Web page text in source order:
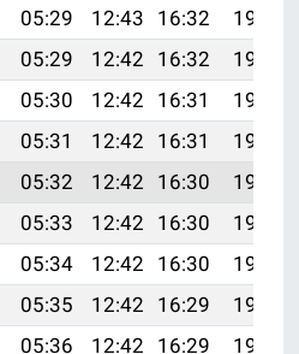
05:29 12:43 16:32
19:46
05:29 12:42 16:32
19:45
05:30 12:42 16:31
19:44
05:31 12:42 16:31
19:43
05:32 12:42 16:30
19:42
05:33 12:42 16:30
19:41
05:34 12:42 16:30
19:40
05:35 12:42 16:29
19:39
05:36 12:42 16:29
19:38